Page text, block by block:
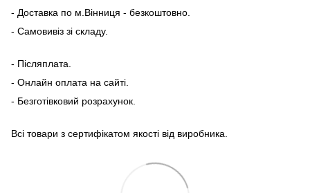
- Доставка по м.Вінниця - безкоштовно.
- Самовивіз зі складу.
- Післяплата.
- Онлайн оплата на сайті.
- Безготівковий розрахунок.
Всі товари з сертифікатом якості від виробника.